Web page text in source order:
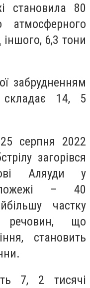
становила 80
атмосферного
іншого, 6,3 тони
забрудненням
складає 14, 5
серпня 2022
загорівся
Аляуди у
– 40
частку
речовин, що
становить
7, 2 тисячі